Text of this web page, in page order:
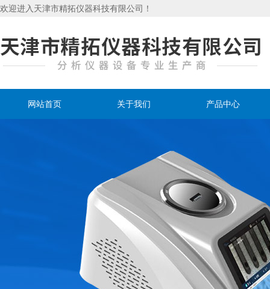
欢迎进入天津市精拓仪器科技有限公司！
网站首页 关于我们 产品中心